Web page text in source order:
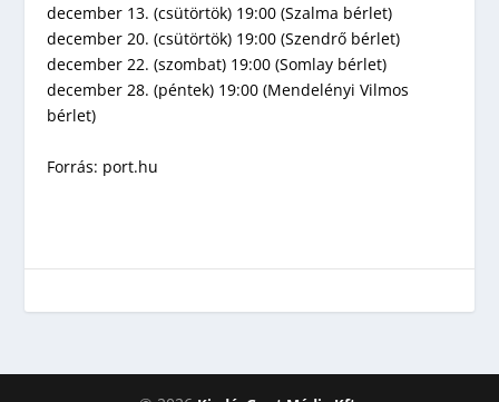
december 13. (csütörtök) 19:00 (Szalma bérlet)
december 20. (csütörtök) 19:00 (Szendrő bérlet)
december 22. (szombat) 19:00 (Somlay bérlet)
december 28. (péntek) 19:00 (Mendelényi Vilmos
bérlet)
Forrás: port.hu